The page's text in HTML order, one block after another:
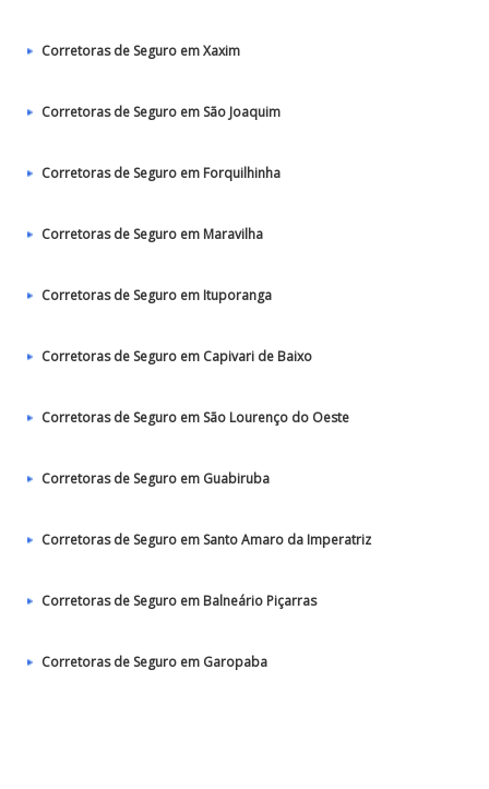
Corretoras de Seguro em Xaxim
Corretoras de Seguro em São Joaquim
Corretoras de Seguro em Forquilhinha
Corretoras de Seguro em Maravilha
Corretoras de Seguro em Ituporanga
Corretoras de Seguro em Capivari de Baixo
Corretoras de Seguro em São Lourenço do Oeste
Corretoras de Seguro em Guabiruba
Corretoras de Seguro em Santo Amaro da Imperatriz
Corretoras de Seguro em Balneário Piçarras
Corretoras de Seguro em Garopaba